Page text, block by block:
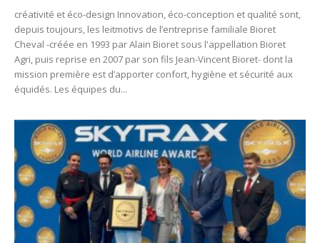
créativité et éco-design Innovation, éco-conception et qualité sont,
depuis toujours, les leitmotivs de l’entreprise familiale Bioret
Cheval -créée en 1993 par Alain Bioret sous l'appellation Bioret
Agri, puis reprise en 2007 par son fils Jean-Vincent Bioret- dont la
mission première est d’apporter confort, hygiène et sécurité aux
équidés. Les équipes du...